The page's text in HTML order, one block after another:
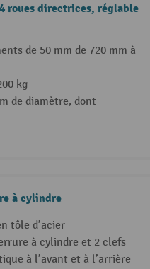
roues directrices, réglable
de 50 mm de 720 mm à
kg
de diamètre, dont
à cylindre
tôle d’acier
à cylindre et 2 clefs
à l’avant et à l’arrière